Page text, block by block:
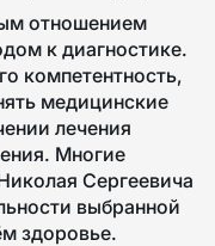
отношением
к диагностике.
компетентность,
медицинские
лечения
Многие
Сергеевича
выбранной
здоровье.